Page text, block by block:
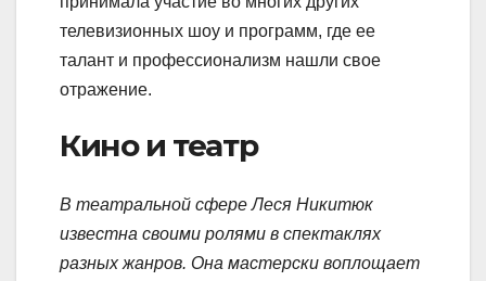
телевизионных шоу и программ, где ее
талант и профессионализм нашли свое
отражение.
Кино и театр
В театральной сфере Леся Никитюк
известна своими ролями в спектаклях
разных жанров. Она мастерски воплощает